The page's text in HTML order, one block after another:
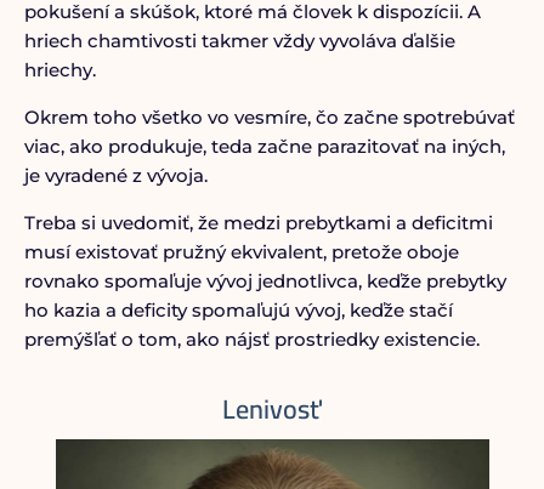
pokušení a skúšok, ktoré má človek k dispozícii. A
hriech chamtivosti takmer vždy vyvoláva ďalšie
hriechy.
Okrem toho všetko vo vesmíre, čo začne spotrebúvať
viac, ako produkuje, teda začne parazitovať na iných,
je vyradené z vývoja.
Treba si uvedomiť, že medzi prebytkami a deficitmi
musí existovať pružný ekvivalent, pretože oboje
rovnako spomaľuje vývoj jednotlivca, keďže prebytky
ho kazia a deficity spomaľujú vývoj, keďže stačí
premýšľať o tom, ako nájsť prostriedky existencie.
Lenivosť